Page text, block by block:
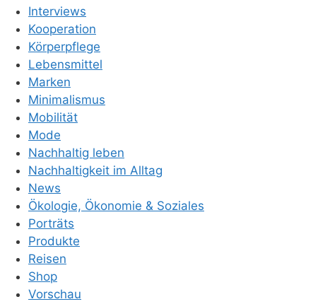
Interviews
Kooperation
Körperpflege
Lebensmittel
Marken
Minimalismus
Mobilität
Mode
Nachhaltig leben
Nachhaltigkeit im Alltag
News
Ökologie, Ökonomie & Soziales
Porträts
Produkte
Reisen
Shop
Vorschau